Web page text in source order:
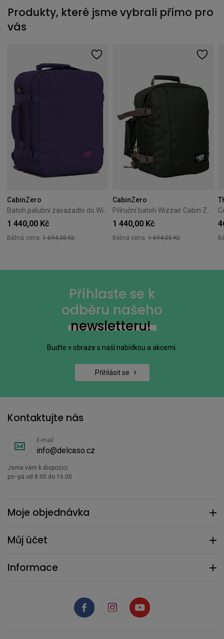
Produkty, které jsme vybrali přímo pro
vás
CabinZero
1 440,00 Kč
Běžná cena: 1 694,00 Kč
CabinZero
1 440,00 Kč
Běžná cena: 1 694,00 Kč
Přihlaste se k
odběru našeho
newsletteru!
Buďte v obraze s naší nabídkou a akcemi.
Přihlásit se
Moje objednávka
Můj účet
Informace
Kontaktujte nás
E-mail
info@delcaso.cz
Jsme vám k dispozici
po–pá od 8:00 do 16:00